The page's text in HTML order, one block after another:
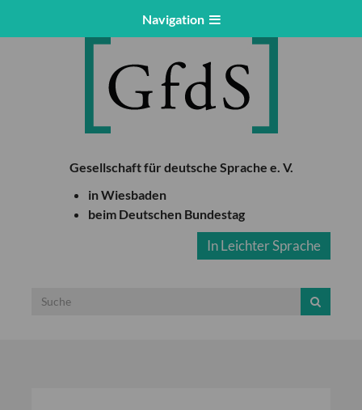
Navigation
Gesellschaft für deutsche Sprache e. V.
in Wiesbaden
beim Deutschen Bundestag
In Leichter Sprache